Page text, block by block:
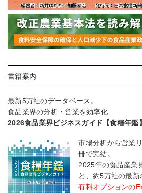
書籍案内
最新5万社のデータベース。
食品業界の分析・営業を効率化
2026食品業界ビジネスガイド【食糧年鑑】
市場分析から営業
冊で完結。
2025年の食品産業
と、約5万社の最新
有料オプションの